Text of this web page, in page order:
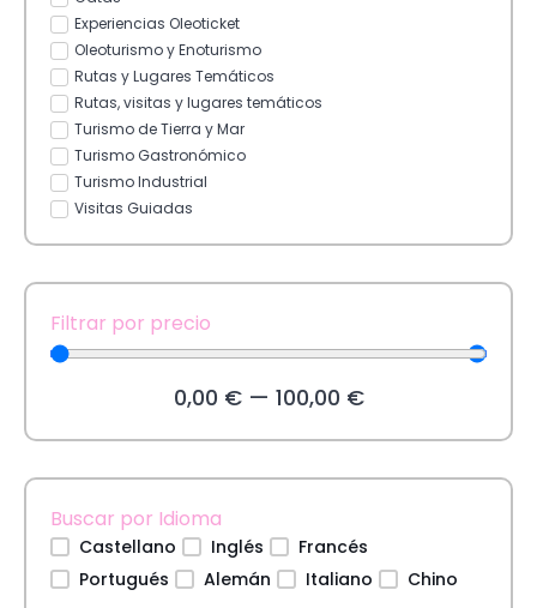
Experiencias Oleoticket
Oleoturismo y Enoturismo
Rutas y Lugares Temáticos
Rutas, visitas y lugares temáticos
Turismo de Tierra y Mar
Turismo Gastronómico
Turismo Industrial
Visitas Guiadas
Filtrar por precio
0,00 €— 100,00 €
Buscar por Idioma
Castellano Inglés
Francés
Portugués
Alemán Italiano Chino